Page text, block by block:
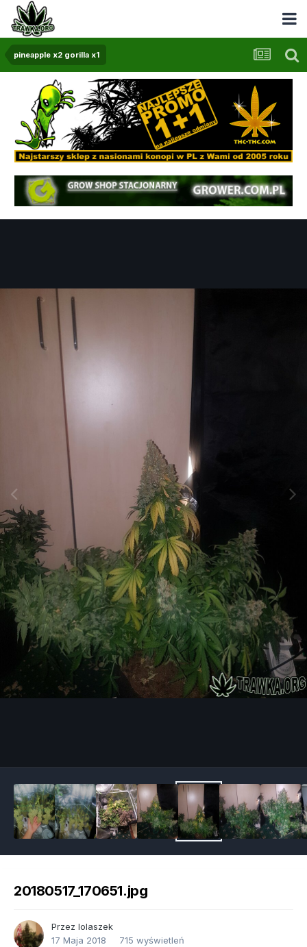
pineapple x2 gorilla x1
20180517_170651.jpg
Przez lolaszek
17 Maja 2018
715 wyświetleń